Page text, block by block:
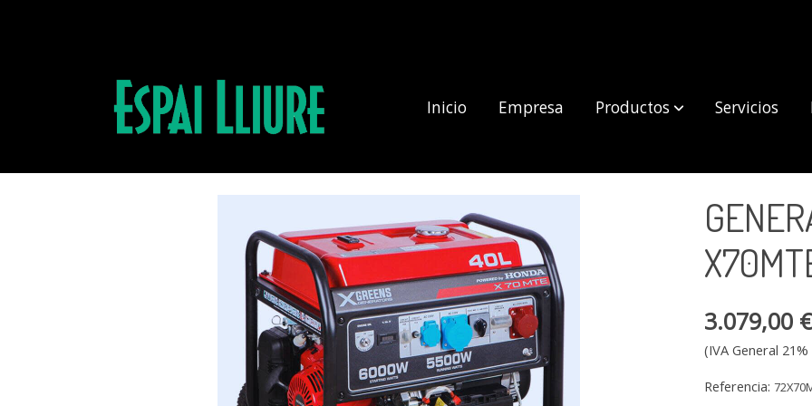
Inicio Empresa Productos Servicios
Productos GENERADOR TRIFASICO X70MTE
3.079,00
(IVA General
Referencia: